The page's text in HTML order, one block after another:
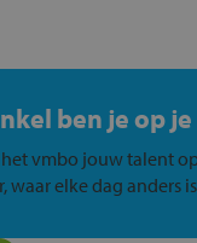
ben je op
vmbo jouw talent
waar elke dag anders